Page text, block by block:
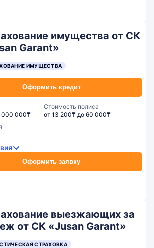
имущества от СК
Garant»
ИМУЩЕСТВА
Оформить кредит
000 000₸
Стоимость полиса
от 13 200₸ до 60 000₸
Оформить заявку
выезжающих за
от СК «Jusan Garant»
СТРАХОВКА